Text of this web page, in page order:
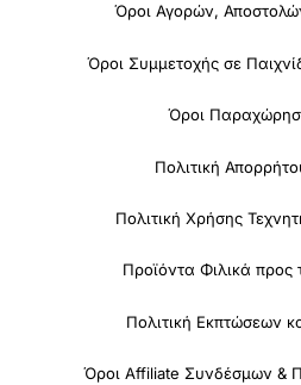
Όροι Αγορών,
Όροι Συμμετοχής σε
Όροι
Πολιτική
Πολιτική Χρήσης
Προϊόντα Φιλικά προς
Πολιτική Εκπτώσεων
Όροι Affiliate Συνδέσμων &